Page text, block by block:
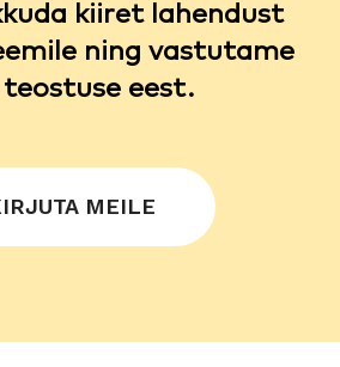
kiiret lahendust
ning vastutame
eest.
MEILE